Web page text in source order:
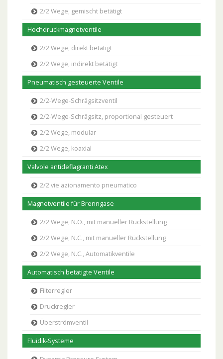
2/2 Wege, gemischt betätigt
Hochdruckmagnetventile
2/2 Wege, direkt betätigt
2/2 Wege, indirekt betätigt
Pneumatisch gesteuerte Ventile
2/2-Wege-Schrägsitzventil
2/2-Wege-Schrägsitz, proportional gesteuert
2/2 Wege, modular
2/2 Wege, koaxial
Valvole antideflagranti Atex
2/2 vie azionamento pneumatico
Magnetventile für Brenngase
2/2 Wege, N.O., mit manueller Rückstellung
2/2 Wege, N.C., mit manueller Rückstellung
2/2 Wege, N.C., Automatikventile
Automatisch betätigte Ventile
Filterregler
Druckregler
Überströmventil
Fluidik-Systeme